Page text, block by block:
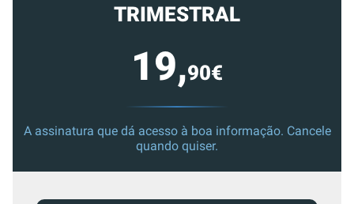
TRIMESTRAL
19,90€
A assinatura que dá acesso à boa informação. Cancele
quando quiser.